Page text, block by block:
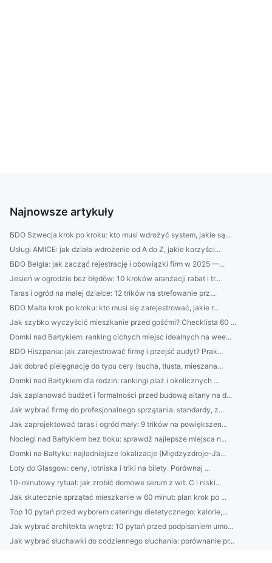
Najnowsze artykuły
BDO Szwecja krok po kroku: kto musi wdrożyć system, jakie są...
Usługi AMICE: jak działa wdrożenie od A do Z, jakie korzyści...
BDO Belgia: jak zacząć rejestrację i obowiązki firm w 2025 —...
Jesień w ogrodzie bez błędów: 10 kroków aranżacji rabat i tr...
Taras i ogród na małej działce: 12 trików na strefowanie prz...
BDO Malta krok po kroku: kto musi się zarejestrować, jakie r...
Jak szybko wyczyścić mieszkanie przed gośćmi? Checklista 60 ...
Domki nad Bałtykiem: ranking cichych miejsc idealnych na wee...
BDO Hiszpania: jak zarejestrować firmę i przejść audyt? Prak...
Jak dobrać pielęgnację do typu cery (sucha, tłusta, mieszana...
Domki nad Bałtykiem dla rodzin: rankingi plaż i okolicznych ...
Jak zaplanować budżet i formalności przed budową altany na d...
Jak wybrać firmę do profesjonalnego sprzątania: standardy, z...
Jak zaprojektować taras i ogród mały: 9 trików na powiększen...
Noclegi nad Bałtykiem bez tłoku: sprawdź najlepsze miejsca n...
Domki na Bałtyku: najładniejsze lokalizacje (Międzyzdroje–Ja...
Loty do Glasgow: ceny, lotniska i triki na bilety. Porównaj ...
10-minutowy rytuał: jak zrobić domowe serum z wit. C i niski...
Jak skutecznie sprzątać mieszkanie w 60 minut: plan krok po ...
Top 10 pytań przed wyborem cateringu dietetycznego: kalorie,...
Jak wybrać architekta wnętrz: 10 pytań przed podpisaniem umo...
Jak wybrać słuchawki do codziennego słuchania: porównanie pr...